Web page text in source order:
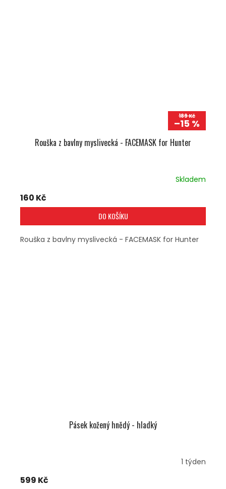
189 Kč
–15 %
Rouška z bavlny myslivecká - FACEMASK for Hunter
Skladem
160 Kč
DO KOŠÍKU
Rouška z bavlny myslivecká - FACEMASK for Hunter
Pásek kožený hnědý - hladký
1 týden
599 Kč